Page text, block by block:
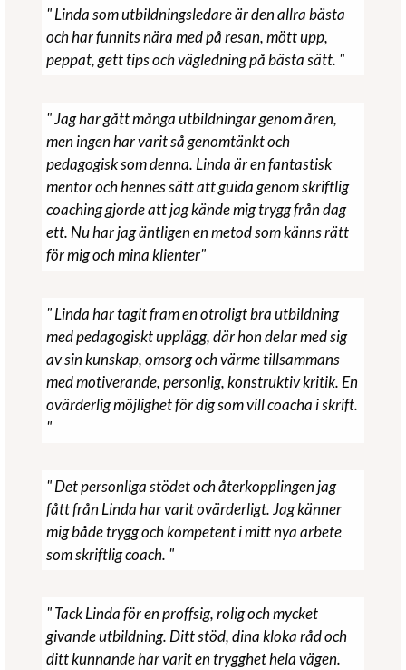
" Linda som utbildningsledare är den allra bästa
och har funnits nära med på resan, mött upp,
peppat, gett tips och vägledning på bästa sätt. "
" Jag har gått många utbildningar genom åren,
men ingen har varit så genomtänkt och
pedagogisk som denna. Linda är en fantastisk
mentor och hennes sätt att guida genom skriftlig
coaching gjorde att jag kände mig trygg från dag
ett. Nu har jag äntligen en metod som känns rätt
för mig och mina klienter"
" Linda har tagit fram en otroligt bra utbildning
med pedagogiskt upplägg, där hon delar med sig
av sin kunskap, omsorg och värme tillsammans
med motiverande, personlig, konstruktiv kritik. En
ovärderlig möjlighet för dig som vill coacha i skrift.
"
" Det personliga stödet och återkopplingen jag
fått från Linda har varit ovärderligt. Jag känner
mig både trygg och kompetent i mitt nya arbete
som skriftlig coach. "
" Tack Linda för en proffsig, rolig och mycket
givande utbildning. Ditt stöd, dina kloka råd och
ditt kunnande har varit en trygghet hela vägen.